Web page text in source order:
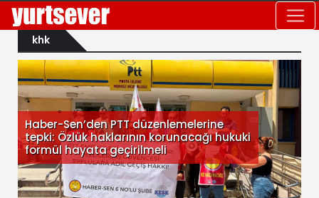
khk
Haber-Sen’den PTT düzenlemelerine
tepki: Özlük haklarının korunacağı hukuki
formül hayata geçirilmeli